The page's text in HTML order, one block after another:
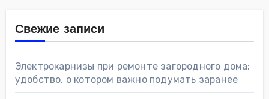
Свежие записи
Электрокарнизы при ремонте загородного дома:
удобство, о котором важно подумать заранее